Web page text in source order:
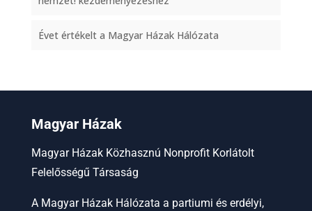
Évet értékelt a Magyar Házak Hálózata
Magyar Házak
Magyar Házak Közhasznú Nonprofit Korlátolt
Felelősségű Társaság
A Magyar Házak Hálózata a partiumi és erdélyi,